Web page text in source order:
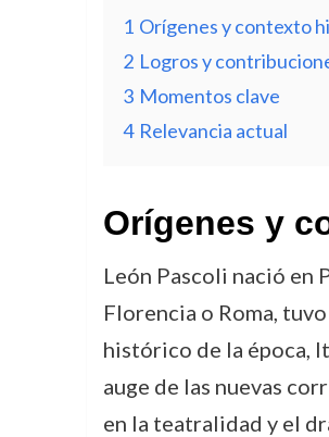
1 Orígenes y contexto
2 Logros y
3 Momentos clave
4 Relevancia actual
Orígenes y
León Pascoli nació en
Florencia o Roma,
histórico de la época,
auge de las nuevas
en la teatralidad y el